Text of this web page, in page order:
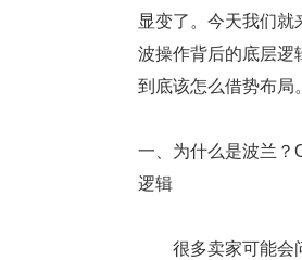
显变了。今天我们就
波操作背后的底层逻
到底该怎么借势布局。
一、为什么是波兰？
逻辑
很多卖家可能会